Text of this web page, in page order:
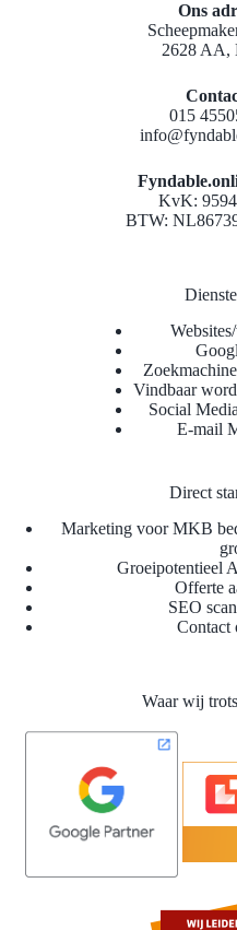
Ons
2628 AA,
015
KvK:
BTW:
Vindbaar
Social
E-mail
Direct
Marketing voor MKB
Groeipotentieel
Offerte
SEO
Contact
Waar wij